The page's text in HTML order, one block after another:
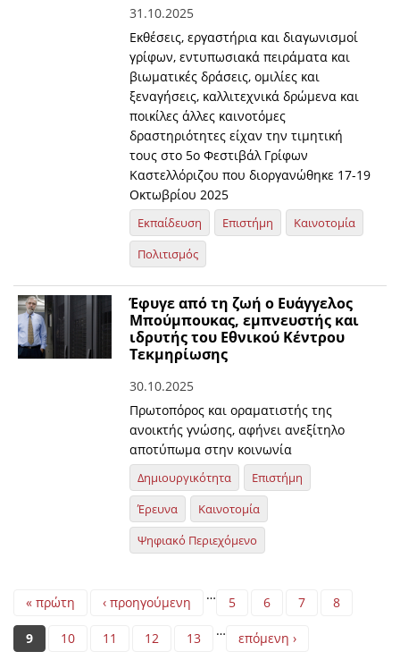
31.10.2025
Εκθέσεις, εργαστήρια και διαγωνισμοί
γρίφων, εντυπωσιακά πειράματα και
βιωματικές δράσεις, ομιλίες και
ξεναγήσεις, καλλιτεχνικά δρώμενα και
ποικίλες άλλες καινοτόμες
δραστηριότητες είχαν την τιμητική
τους στο 5ο Φεστιβάλ Γρίφων
Καστελλόριζου που διοργανώθηκε 17-19
Οκτωβρίου 2025
Εκπαίδευση Επιστήμη
Καινοτομία
Πολιτισμός
Έφυγε από τη ζωή ο Ευάγγελος
Μπούμπουκας, εμπνευστής και
ιδρυτής του Εθνικού Κέντρου
Τεκμηρίωσης
30.10.2025
Πρωτοπόρος και οραματιστής της
ανοικτής γνώσης, αφήνει ανεξίτηλο
αποτύπωμα στην κοινωνία
Δημιουργικότητα
Επιστήμη
Έρευνα
Καινοτομία
Ψηφιακό Περιεχόμενο
Pages
« πρώτη ‹ προηγούμενη … 5 6 7 8
9 10 11 12 13 … επόμενη ›